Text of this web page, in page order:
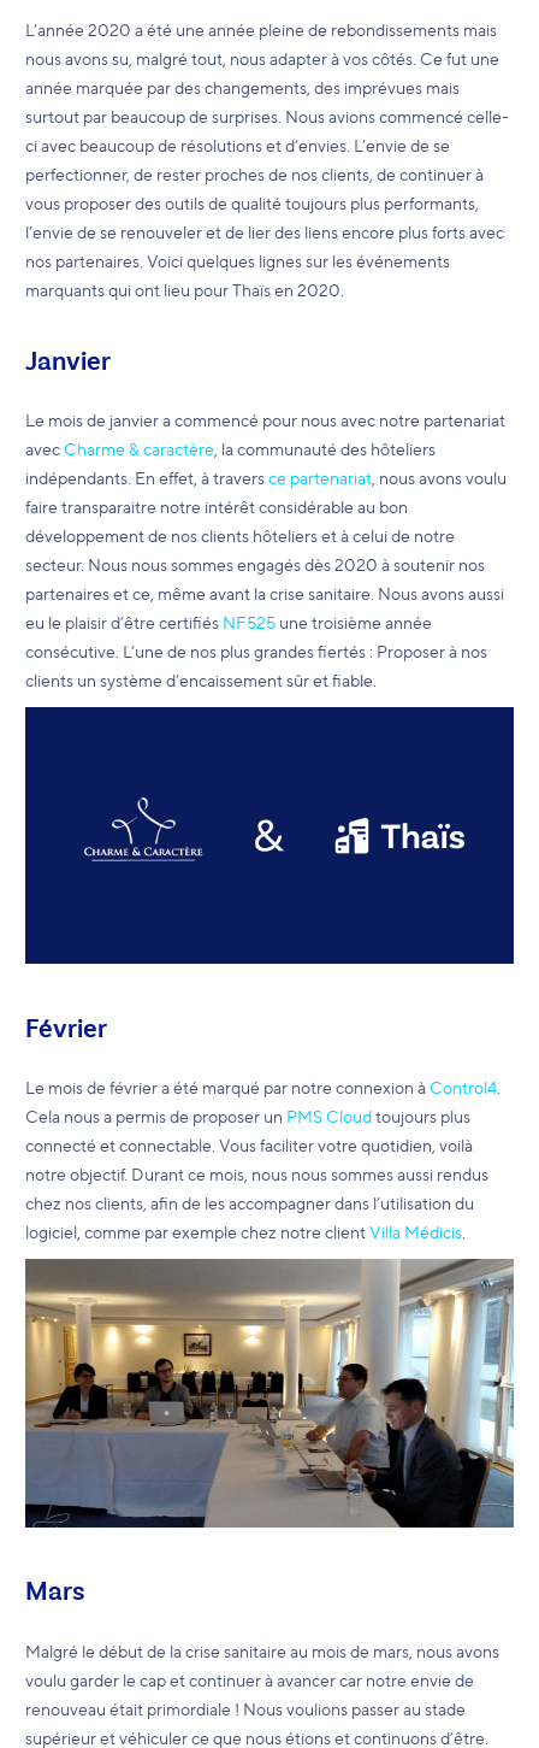
L’année 2020 a été une année pleine de rebondissements mais
nous avons su, malgré tout, nous adapter à vos côtés. Ce fut une
année marquée par des changements, des imprévues mais
surtout par beaucoup de surprises. Nous avions commencé celle-
ci avec beaucoup de résolutions et d’envies. L’envie de se
perfectionner, de rester proches de nos clients, de continuer à
vous proposer des outils de qualité toujours plus performants,
l’envie de se renouveler et de lier des liens encore plus forts avec
nos partenaires. Voici quelques lignes sur les événements
marquants qui ont lieu pour Thaïs en 2020.
Janvier
Le mois de janvier a commencé pour nous avec notre partenariat
avecCharme & caractère , la communauté des hôteliers
indépendants. En effet, à traversce partenariat , nous avons voulu
faire transparaitre notre intérêt considérable au bon
développement de nos clients hôteliers et à celui de notre
secteur. Nous nous sommes engagés dès 2020 à soutenir nos
partenaires et ce, même avant la crise sanitaire. Nous avons aussi
eu le plaisir d’être certifiés NF525 une troisième année
consécutive. L’une de nos plus grandes fiertés : Proposer à nos
clients un système d’encaissement sûr et fiable.
Février
Le mois de février a été marqué par notre connexion àControl4
Cela nous a permis de proposer un PMS Cloudtoujours plus
connecté et connectable. Vous faciliter votre quotidien, voilà
notre objectif. Durant ce mois, nous nous sommes aussi rendus
chez nos clients, afin de les accompagner dans l’utilisation du
logiciel, comme par exemple chez notre clientVilla Médicis
Mars
Malgré le début de la crise sanitaire au mois de mars, nous avons
voulu garder le cap et continuer à avancer car notre envie de
renouveau était primordiale ! Nous voulions passer au stade
supérieur et véhiculer ce que nous étions et continuons d’être.